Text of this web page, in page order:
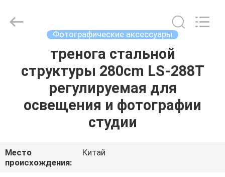
ПРОДУКТЫ
О
НАС
Television
Equipment
Фотографические аксессуары
тренога стальной
структуры 280cm LS-288T
регулируемая для
освещения и фотографии
студии
Место
происхождения:
Китай